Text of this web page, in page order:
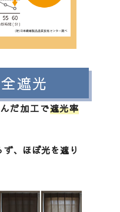
遮光
だ加工で遮光率
、ほぼ光を遮り